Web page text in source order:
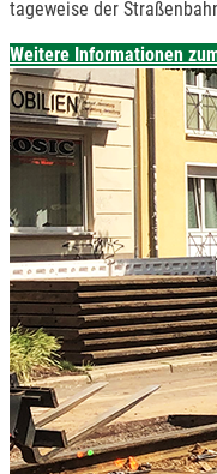
tageweise der
Weitere Informationen